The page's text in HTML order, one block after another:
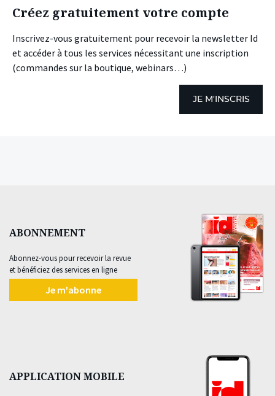
Créez gratuitement votre compte
Inscrivez-vous gratuitement pour recevoir la newsletter Id
et accéder à tous les services nécessitant une inscription
(commandes sur la boutique, webinars…)
JE M'INSCRIS
ABONNEMENT
Abonnez-vous pour recevoir la revue
et bénéficiez des services en ligne
Je m'abonne
APPLICATION MOBILE